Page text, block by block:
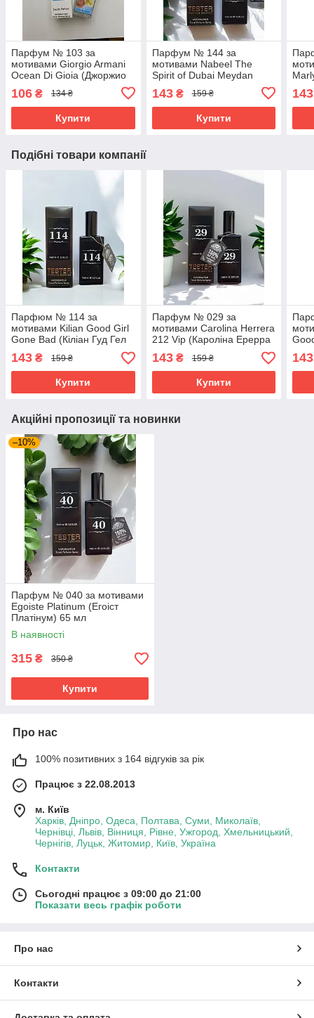
Парфум № 103 за
мотивами Giorgio Armani
Ocean Di Gioia (Джоржио
Армані Океан Ді Жиоя) 40
мл. ОПТ
106 ₴ 134 ₴
Купити
Парфум № 144 за
мотивами Nabeel The
Spirit of Dubai Meydan
(Спіріт Оф Дубай Мейден)
65 мл
143₴ 159 ₴
Купити
143
Подібні товари компанії
Парфюм № 114 за
мотивами Kilian Good Girl
Gone Bad (Кіліан Гуд Гел
143 ₴ 159 ₴
Купити
Парфум № 029 за
мотивами Carolina Herrera
212 Vip (Кароліна Ерерра
143₴ 159 ₴
Купити
143
Акційні пропозиції та новинки
–10%
Парфум № 040 за мотивами
Egoiste Platinum (Егоіст
Платінум) 65 мл
В наявності
315 ₴ 350 ₴
Купити
Про нас
100% позитивних з 164 відгуків за рік
Працює з 22.08.2013
м. Київ
Харків, Дніпро, Одеса, Полтава, Суми, Миколаїв,
Чернівці, Львів, Вінниця, Рівне, Ужгород, Хмельницький,
Чернігів, Луцьк, Житомир, Київ, Україна
Контакти
Сьогодні працює з 09:00 до 21:00
Показати весь графік роботи
Про нас
Контакти